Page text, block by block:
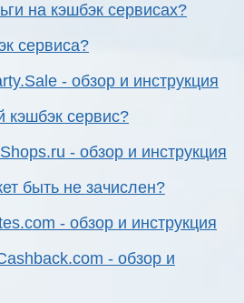
на кэшбэк сервисах?
сервиса?
- обзор и инструкция
кэшбэк сервис?
- обзор и инструкция
быть не зачислен?
- обзор и инструкция
- обзор и